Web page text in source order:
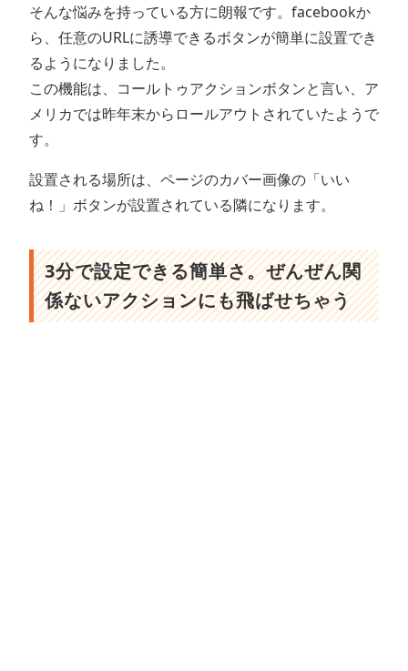
そんな悩みを持っている方に朗報です。facebookか
ら、任意のURLに誘導できるボタンが簡単に設置でき
るようになりました。
この機能は、 コールトゥアクションボタンと言い、ア
メリカでは昨年末からロールアウトされていたようで
す。
設置される場所は、ページのカバー画像の「いい
ね！」ボタンが設置されている隣になります。
3分で設定できる簡単さ。ぜんぜん関
係ないアクションにも飛ばせちゃう